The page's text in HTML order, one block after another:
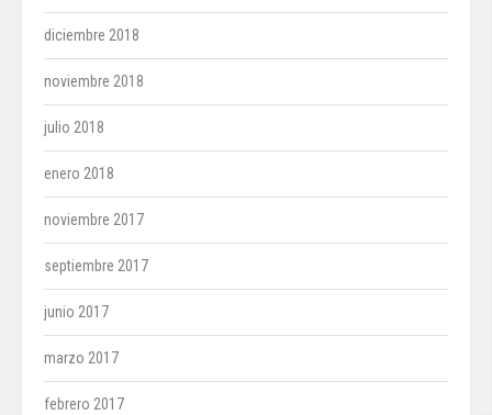
diciembre 2018
noviembre 2018
julio 2018
enero 2018
noviembre 2017
septiembre 2017
junio 2017
marzo 2017
febrero 2017